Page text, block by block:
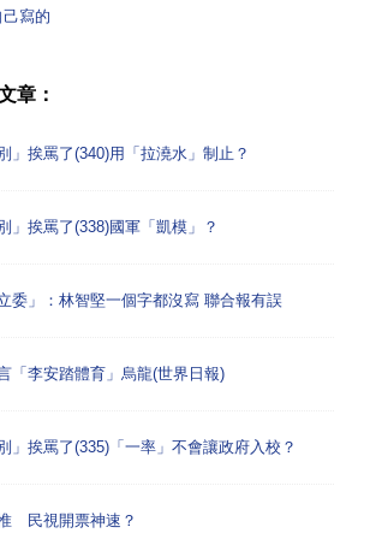
己寫的
章：
」挨罵了(340)用「拉澆水」制止？
」挨罵了(338)國軍「凱模」？
委」：林智堅一個字都沒寫 聯合報有誤
「李安踏體育」烏龍(世界日報)
」挨罵了(335)「一率」不會讓政府入校？
民視開票神速？